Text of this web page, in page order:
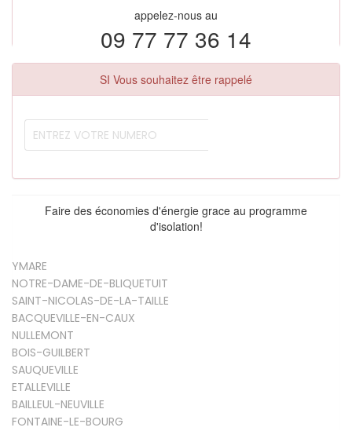
appelez-nous au
09 77 77 36 14
SI Vous souhaitez être rappelé
Faire des économies d'énergie grace au programme
d'isolation!
YMARE
NOTRE-DAME-DE-BLIQUETUIT
SAINT-NICOLAS-DE-LA-TAILLE
BACQUEVILLE-EN-CAUX
NULLEMONT
BOIS-GUILBERT
SAUQUEVILLE
ETALLEVILLE
BAILLEUL-NEUVILLE
FONTAINE-LE-BOURG